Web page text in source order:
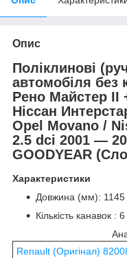
Опис
Поліклинові
автомобіля без
Рено Майстер II
Ніссан
Opel Movano /
2.5 dci 2001 ―
GOODYEAR
Характеристики
Довжина (мм): 1145
Кількість канавок : 6
Renault (Оригінал)